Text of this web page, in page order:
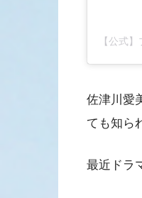
【公式
佐津川愛
ても知ら
最近ドラ